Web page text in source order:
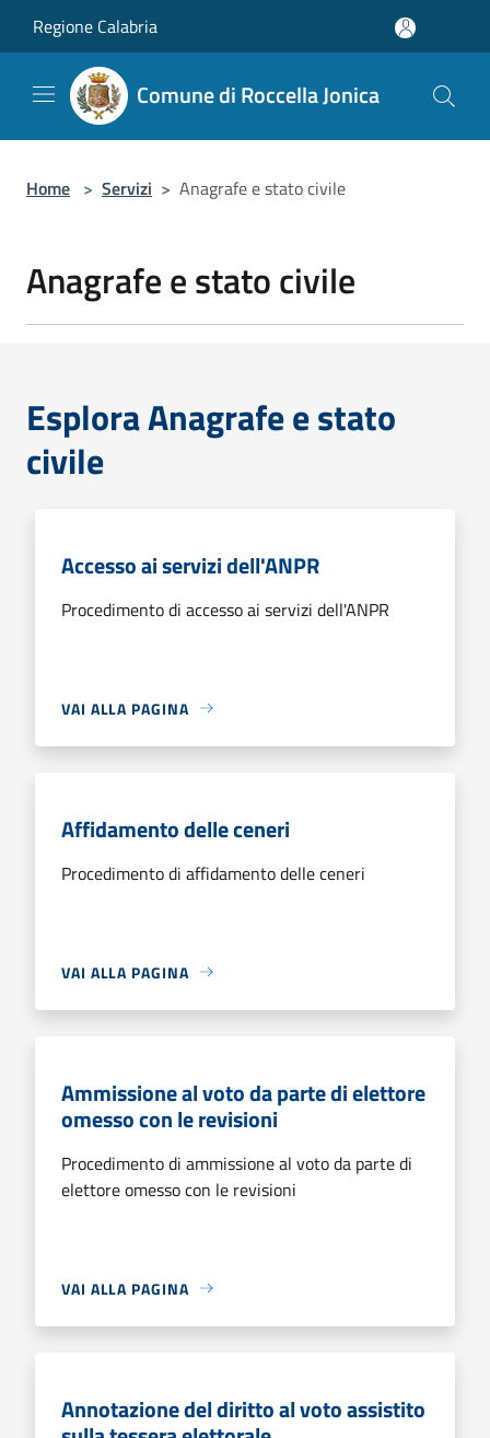
Regione Calabria
Comune di Roccella Jonica
Home > Servizi > Anagrafe e stato civile
Anagrafe e stato civile
Esplora Anagrafe e stato
civile
Accesso ai servizi dell'ANPR
Procedimento di accesso ai servizi dell'ANPR
VAI ALLA PAGINA
Affidamento delle ceneri
Procedimento di affidamento delle ceneri
VAI ALLA PAGINA
Ammissione al voto da parte di elettore
omesso con le revisioni
Procedimento di ammissione al voto da parte di
elettore omesso con le revisioni
VAI ALLA PAGINA
Annotazione del diritto al voto assistito